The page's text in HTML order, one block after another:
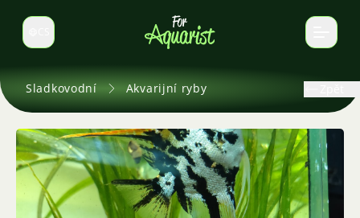
Select language
Sladkovodní Akvarijní ryby